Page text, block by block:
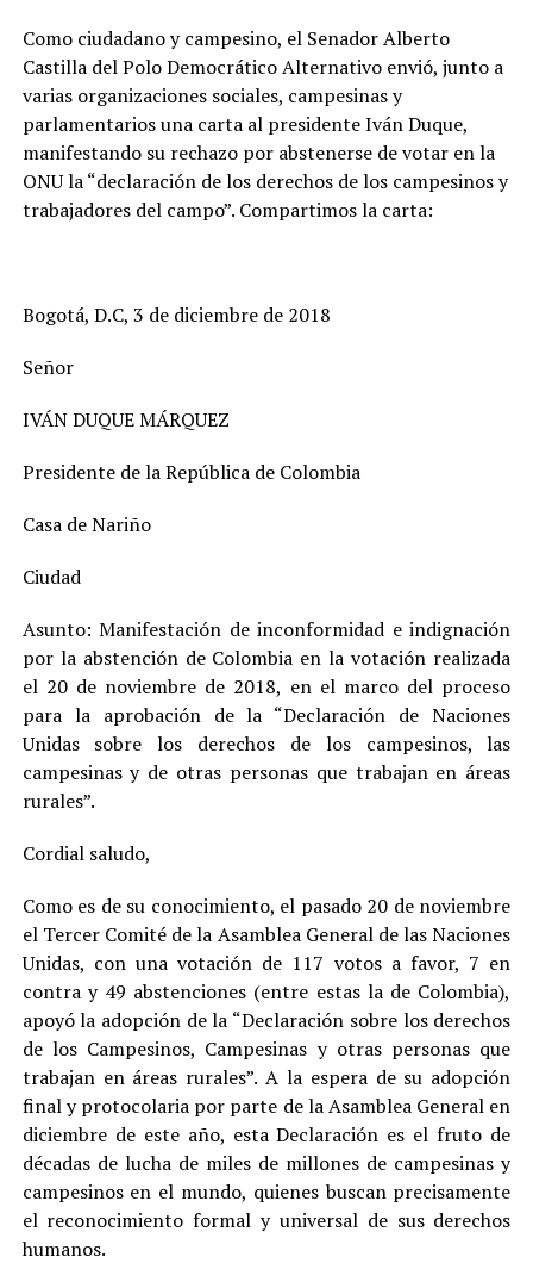
Como ciudadano y campesino, el Senador Alberto
Castilla del Polo Democrático Alternativo envió, junto a
varias organizaciones sociales, campesinas y
parlamentarios una carta al presidente Iván Duque,
manifestando su rechazo por abstenerse de votar en la
ONU la “declaración de los derechos de los campesinos y
trabajadores del campo”. Compartimos la carta:
Bogotá, D.C, 3 de diciembre de 2018
Señor
IVÁN DUQUE MÁRQUEZ
Presidente de la República de Colombia
Casa de Nariño
Ciudad
Asunto: Manifestación de inconformidad e indignación
por la abstención de Colombia en la votación realizada
el 20 de noviembre de 2018, en el marco del proceso
para la aprobación de la “Declaración de Naciones
Unidas sobre los derechos de los campesinos, las
campesinas y de otras personas que trabajan en áreas
rurales”.
Cordial saludo,
Como es de su conocimiento, el pasado 20 de noviembre
el Tercer Comité de la Asamblea General de las Naciones
Unidas, con una votación de 117 votos a favor, 7 en
contra y 49 abstenciones (entre estas la de Colombia),
apoyó la adopción de la “Declaración sobre los derechos
de los Campesinos, Campesinas y otras personas que
trabajan en áreas rurales”. A la espera de su adopción
final y protocolaria por parte de la Asamblea General en
diciembre de este año, esta Declaración es el fruto de
décadas de lucha de miles de millones de campesinas y
campesinos en el mundo, quienes buscan precisamente
el reconocimiento formal y universal de sus derechos
humanos.